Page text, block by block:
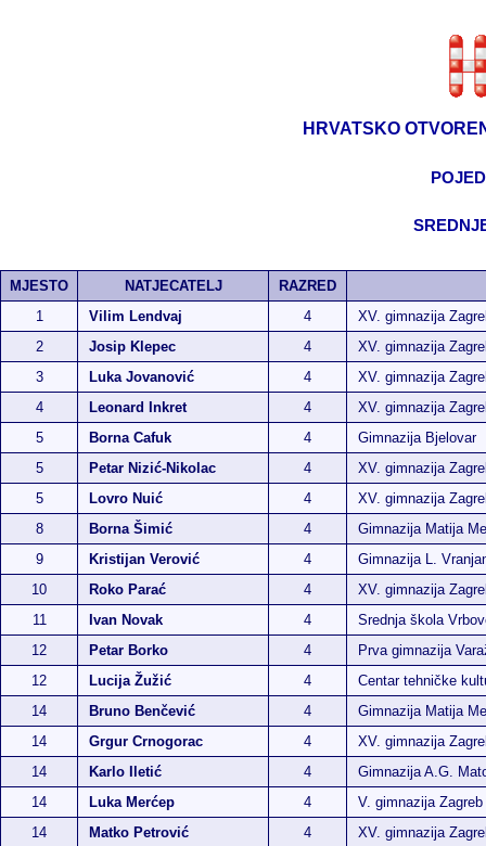
HRVATSKO
MJESTO NATJECATELJ
RAZRED
1
Vilim Lendvaj 4
XV. gimnazija
2
Josip Klepec 4
XV. gimnazija
3
Luka Jovanović 4
XV. gimnazija
4
Leonard Inkret 4
XV. gimnazija
5
Borna Cafuk 4
Gimnazija Bjelovar
5
Petar Nizić-Nikolac 4
XV. gimnazija
5
Lovro Nuić 4
XV. gimnazija
8
Borna Šimić 4
Gimnazija Matija
9
Kristijan Verović 4
Gimnazija L.
10
Roko Parać 4
XV. gimnazija
11
Ivan Novak 4
Srednja škola
12
Petar Borko 4
Prva gimnazija
12
Lucija Žužić 4
Centar tehničke
14
Bruno Benčević 4
Gimnazija Matija
14
Grgur Crnogorac 4
XV. gimnazija
14
Karlo Iletić 4
Gimnazija A.G.
14
Luka Merćep 4
V. gimnazija Zagreb
14
Matko Petrović 4
XV. gimnazija